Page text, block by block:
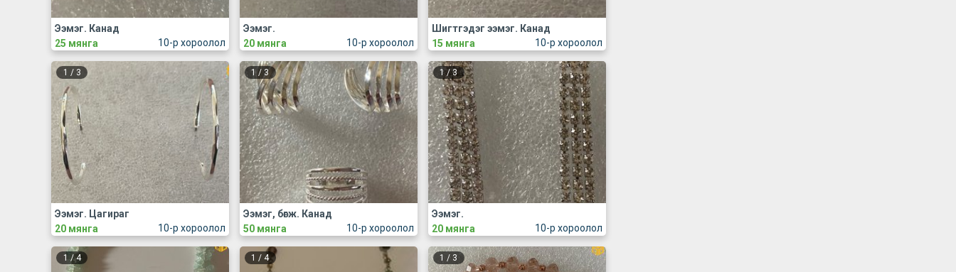
10-р хороолол
Ээмэг. Канад
25 мянга
10-р хороолол
Ээмэг.
20 мянга
10-р хороолол
Шигтгэдэг ээмэг. Канад
15 мянга
1 / 3
10-р хороолол
Ээмэг. Цагираг
20 мянга
1 / 3
10-р хороолол
Ээмэг, бөгж. Канад
50 мянга
1/3
10-р хороолол
Ээмэг.
20 мянга
1/4 1 / 4 1 / 3